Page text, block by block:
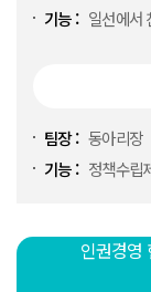
기능 : 일선에서
팀장 : 동아리장
기능 : 정책수립
인권경영